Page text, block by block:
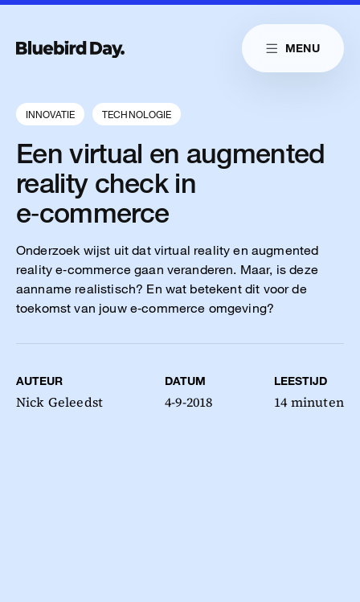
Skip to main content
MENU
Link naar
Cases
Diensten
Insights
Cultuur
Contact
Reduitlaan 29
Route
+31 76 204 30 46
sales@bluebirdday.nl
INNOVATIE TECHNOLOGIE
Een virtual en augmented
reality check in
e‑commerce
Onderzoek wijst uit dat virtual reality en augmented
reality e‑commerce gaan veranderen. Maar, is deze
aanname realistisch? En wat betekent dit voor de
toekomst van jouw e‑commerce omgeving?
AUTEUR
Nick Geleedst
DATUM
4-9-2018
LEESTIJD
14 minuten